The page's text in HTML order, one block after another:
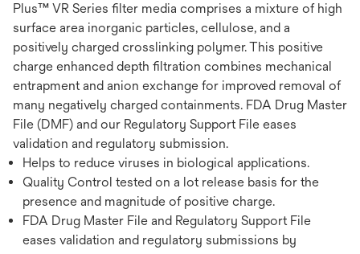
Plus™ VR Series filter media comprises a mixture of high
surface area inorganic particles, cellulose, and a
positively charged crosslinking polymer. This positive
charge enhanced depth filtration combines mechanical
entrapment and anion exchange for improved removal of
many negatively charged containments. FDA Drug Master
File (DMF) and our Regulatory Support File eases
validation and regulatory submission.
Helps to reduce viruses in biological applications.
Quality Control tested on a lot release basis for the
presence and magnitude of positive charge.
FDA Drug Master File and Regulatory Support File
eases validation and regulatory submissions by